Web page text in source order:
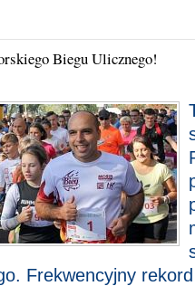
Biegu Ulicznego!
Frekwencyjny